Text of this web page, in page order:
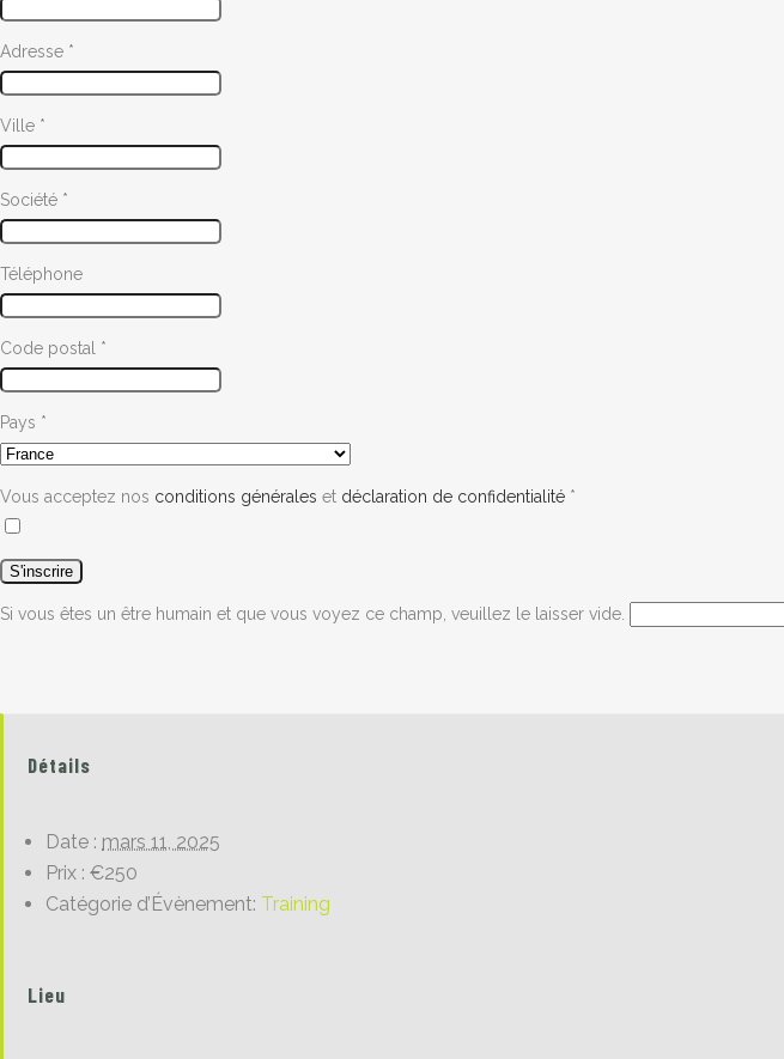
Adresse *
Ville *
Société *
Téléphone
Code postal *
Pays *
Vous acceptez nos conditions générales et déclaration de confidentialité *
Si vous êtes un être humain et que vous voyez ce champ, veuillez le laisser vide.
Détails
Date : mars 11, 2025
Prix : €250
Catégorie d’Évènement: Training
Lieu